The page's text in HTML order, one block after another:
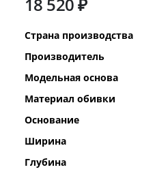
Дополнительная
информация
Страна производства
Производитель
Модельная основа
Материал обивки
Основание
Ширина
Глубина